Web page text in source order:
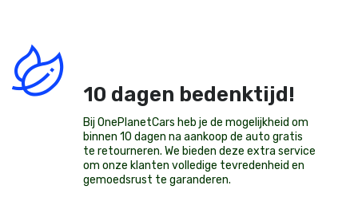
10 dagen bedenktijd!
Bij OnePlanetCars heb je de mogelijkheid om
binnen 10 dagen na aankoop de auto gratis
te retourneren. We bieden deze extra service
om onze klanten volledige tevredenheid en
gemoedsrust te garanderen.